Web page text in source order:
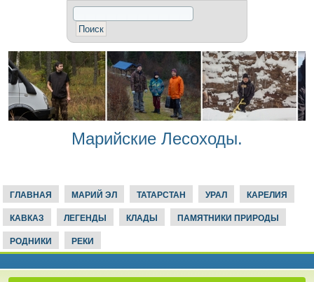
Марийские Лесоходы.
ГЛАВНАЯ МАРИЙ ЭЛ ТАТАРСТАН УРАЛ КАРЕЛИЯ
КАВКАЗ ЛЕГЕНДЫ КЛАДЫ ПАМЯТНИКИ ПРИРОДЫ
РОДНИКИ РЕКИ